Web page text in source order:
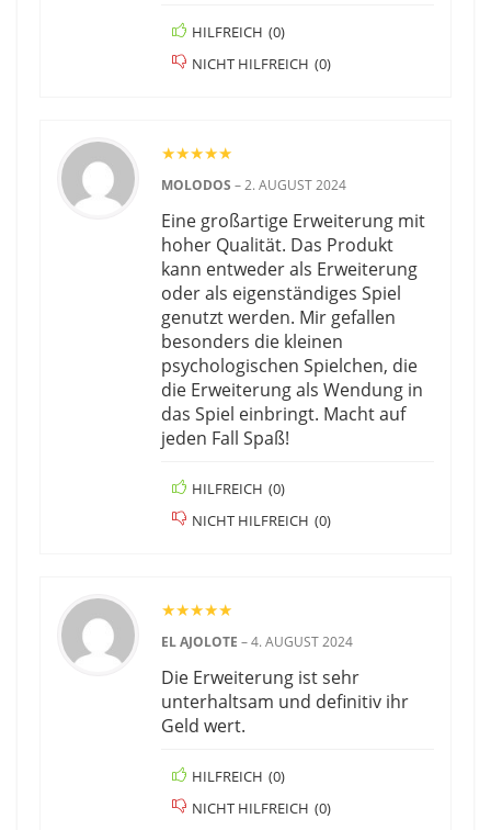
HILFREICH (0)
NICHT HILFREICH (0)
★★★★★
MOLODOS –2. AUGUST 2024
Eine großartige Erweiterung mit
hoher Qualität. Das Produkt
kann entweder als Erweiterung
oder als eigenständiges Spiel
genutzt werden. Mir gefallen
besonders die kleinen
psychologischen Spielchen, die
die Erweiterung als Wendung in
das Spiel einbringt. Macht auf
jeden Fall Spaß!
HILFREICH (0)
NICHT HILFREICH (0)
★★★★★
EL AJOLOTE –4. AUGUST 2024
Die Erweiterung ist sehr
unterhaltsam und definitiv ihr
Geld wert.
HILFREICH (0)
NICHT HILFREICH (0)